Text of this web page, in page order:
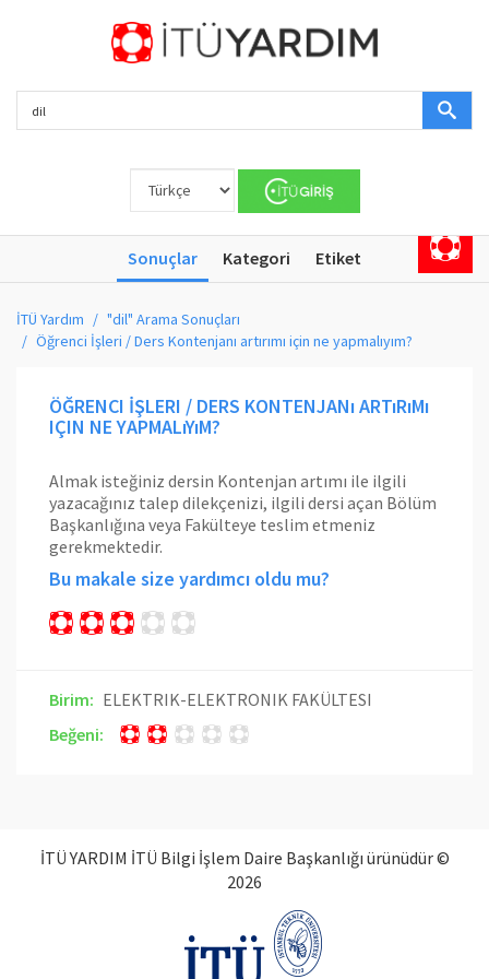
Sonuçlar Kategori Etiket
İTÜ Yardım
"dil" Arama Sonuçları
Öğrenci İşleri / Ders Kontenjanı artırımı için ne yapmalıyım?
ÖĞRENCI İŞLERI / DERS KONTENJANı ARTıRıMı
IÇIN NE YAPMALıYıM?
Almak isteğiniz dersin Kontenjan artımı ile ilgili
yazacağınız talep dilekçenizi, ilgili dersi açan Bölüm
Başkanlığına veya Fakülteye teslim etmeniz
gerekmektedir.
Bu makale size yardımcı oldu mu?
Birim: ELEKTRIK-ELEKTRONIK FAKÜLTESI
Beğeni:
İTÜ YARDIM İTÜ Bilgi İşlem Daire Başkanlığı ürünüdür ©
2026